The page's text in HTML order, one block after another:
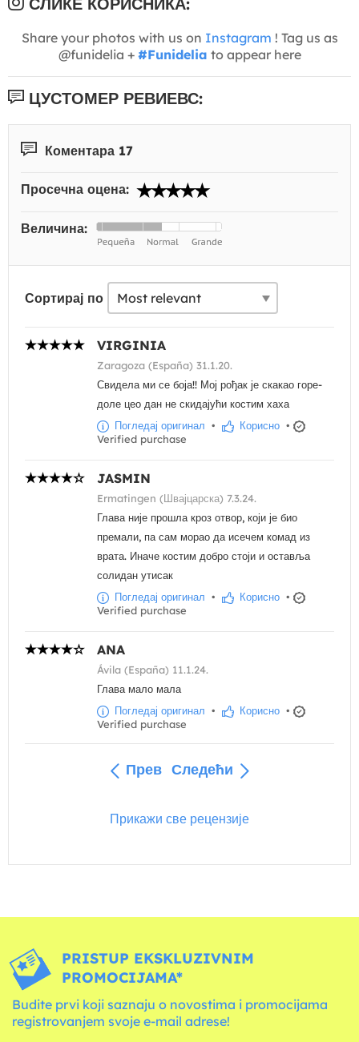
Share your photos with us on Instagram ! Tag us as
@funidelia + #Funidelia to appear here
ЦУСТОМЕР РЕВИЕВС:
Коментара 17
Просечна оцена:
Величина:
Сортирај по
VIRGINIA
Zaragoza (España) 31.1.20.
Свидела ми се боја!! Мој рођак је скакао горе-
доле цео дан не скидајући костим хаха
Погледај оригинал • Корисно •
Verified purchase
JASMIN
Ermatingen (Швајцарска) 7.3.24.
Глава није прошла кроз отвор, који је био
премали, па сам морао да исечем комад из
врата. Иначе костим добро стоји и оставља
солидан утисак
Погледај оригинал • Корисно •
Verified purchase
ANA
Ávila (España) 11.1.24.
Глава мало мала
Погледај оригинал • Корисно •
Verified purchase
Прев Следећи
Прикажи све рецензије
PRISTUP EKSKLUZIVNIM
PROMOCIJAMA*
Budite prvi koji saznaju o novostima i promocijama
registrovanjem svoje e-mail adrese!